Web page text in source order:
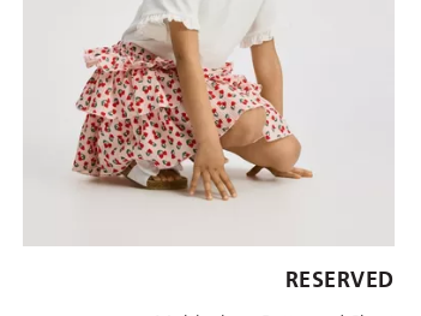
RESERVED
الأحجام المتاحة: